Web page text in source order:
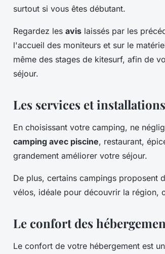
surtout si vous êtes débutant.
Regardez les avis laissés par les
l'accueil des moniteurs et sur le
même des stages de kitesurf, afin de
séjour.
Les services et
En choisissant votre camping, ne
camping avec piscine, restaurant,
grandement améliorer votre séjour.
De plus, certains campings proposent
vélos, idéale pour découvrir la région,
Le confort des
Le confort de votre hébergement est